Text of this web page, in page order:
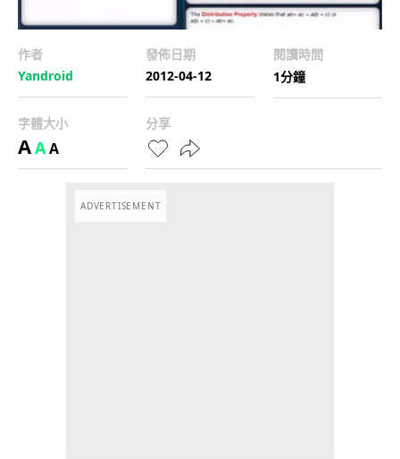
作者
Yandroid
發佈日期
2012-04-12
閱讀時間
1分鐘
字體大小
AAA
分享
ADVERTISEMENT